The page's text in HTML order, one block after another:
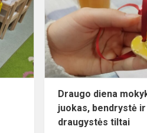
Draugo diena
juokas, bendrystė ir
draugystės tiltai